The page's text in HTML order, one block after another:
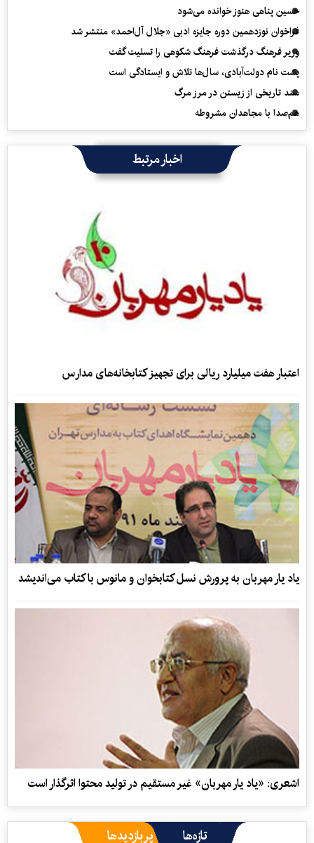
حسین پناهی هنوز خوانده می‌شود
فراخوان نوزدهمین دوره جایزه ادبی «جلال آل‌احمد» منتشر شد
وزیر فرهنگ درگذشت فرهنگ شکوهی را تسلیت گفت
پشت نام دولت‌آبادی، سال‌ها تلاش و ایستادگی است
سند تاریخی از زیستن در مرز مرگ
هم‌صدا با مجاهدان مشروطه
اخبار مرتبط
اعتبار هفت میلیارد ریالی برای تجهیز کتابخانه‌‌های مدارس
یاد یار مهربان به پرورش نسل کتابخوان و مانوس با کتاب می‌اندیشد
اشعری: «یاد یار مهربان» غیر مستقیم در تولید محتوا اثرگذار است
تازه‌ها پربازدیدها